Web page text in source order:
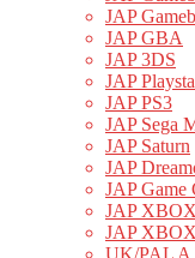
JAP
JAP GBA
JAP 3DS
JAP
JAP PS3
JAP Sega
JAP Saturn
JAP
JAP Game
JAP
JAP